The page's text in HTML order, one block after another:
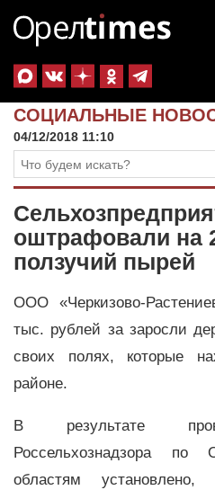
СОЦИАЛЬНЫЕ
04/12/2018 11:10
оштрафовали на
ползучий пырей
ООО «Черкизово-
тыс. рублей за заросли
своих полях, которые
районе.
В результате
Россельхознадзора по
областям